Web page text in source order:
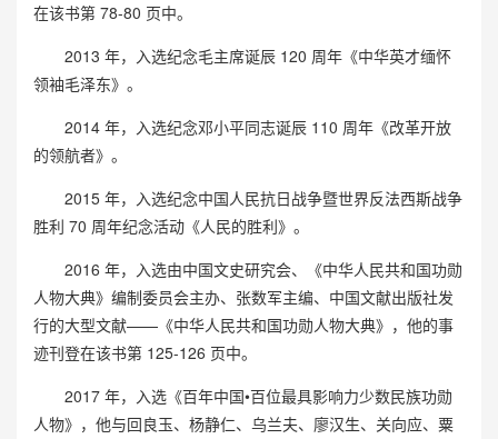
在该书第 78-80 页中。
2013 年，入选纪念毛主席诞辰 120 周年《中华英才缅怀
领袖毛泽东》。
2014 年，入选纪念邓小平同志诞辰 110 周年《改革开放
的领航者》。
2015 年，入选纪念中国人民抗日战争暨世界反法西斯战争
胜利 70 周年纪念活动《人民的胜利》。
2016 年，入选由中国文史研究会、《中华人民共和国功勋
人物大典》编制委员会主办、张数军主编、中国文献出版社发
行的大型文献——《中华人民共和国功勋人物大典》，他的事
迹刊登在该书第 125-126 页中。
2017 年，入选《百年中国•百位最具影响力少数民族功勋
人物》，他与回良玉、杨静仁、乌兰夫、廖汉生、关向应、粟